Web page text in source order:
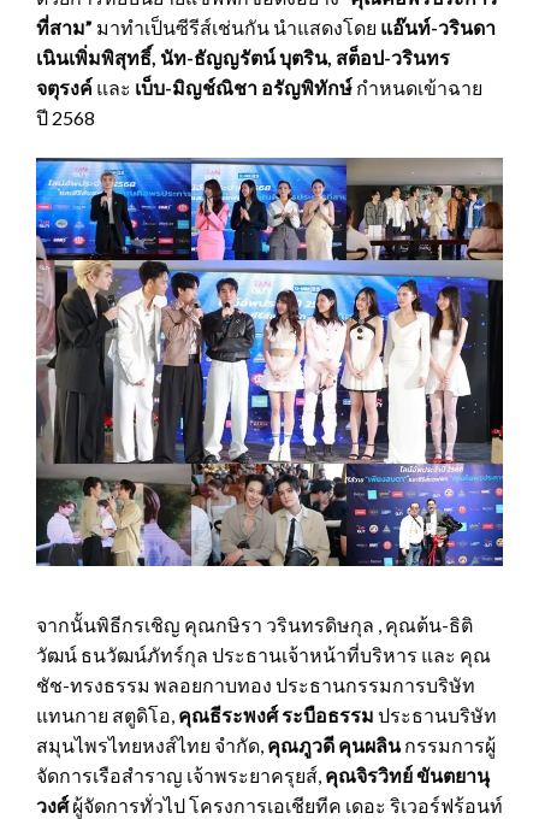
ที่สาม” มาทำเป็นซีรีส์เช่นกัน นำแสดงโดย แอ๊นท์-วรินดา
เนินเพิ่มพิสุทธิ์, นัท-ธัญญรัตน์ บุตริน, สต็อป-วรินทร
จตุรงค์ และ เบ็บ-มิญช์ณิชา อรัญพิทักษ์ กำหนดเข้าฉาย
ปี 2568
จากนั้นพิธีกรเชิญ คุณกษิรา วรินทรดิษกุล , คุณต้น-ธิติ
วัฒน์ ธนวัฒน์ภัทร์กุล ประธานเจ้าหน้าที่บริหาร และ คุณ
ชัช-ทรงธรรม พลอยกาบทอง ประธานกรรมการบริษัท
แทนกาย สตูดิโอ, คุณธีระพงศ์ ระบือธรรม ประธานบริษัท
สมุนไพรไทยหงส์ไทย จำกัด, คุณภูวดี คุนผลินกรรมการผู้
จัดการเรือสำราญ เจ้าพระยาครุยส์, คุณจิรวิทย์ ขันตยานุ
วงศ์ผู้จัดการทั่วไป โครงการเอเชียทีค เดอะ ริเวอร์ฟร้อนท์